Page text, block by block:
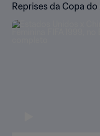
Reprises da Copa
na da FIFA EUA 1999™